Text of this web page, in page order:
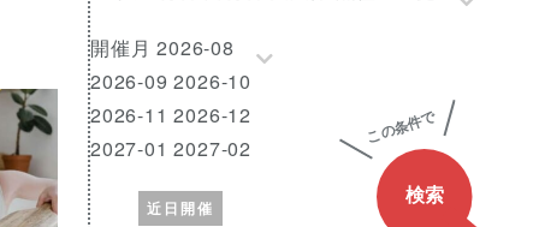
ト
名
や
興
味
の
あ
リ
ア
開
催
月
開催月 2026-08
2026-09 2026-10
2026-11 2026-12
2027-01 2027-02
近日開催